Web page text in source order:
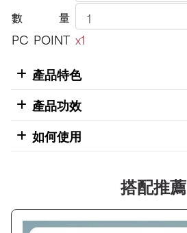
數
量
PC POINT x1
產品特色
產品功效
如何使用
搭配推薦